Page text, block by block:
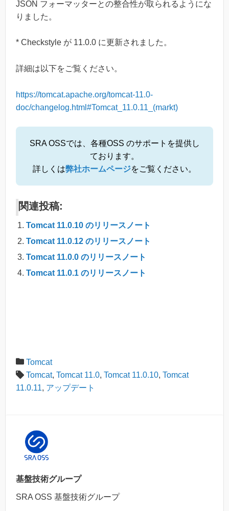
JSON フォーマッターとの整合性が取られるようにな
りました。
* Checkstyle が 11.0.0 に更新されました。
詳細は以下をご覧ください。
https://tomcat.apache.org/tomcat-11.0-
doc/changelog.html#Tomcat_11.0.11_(markt)
SRA OSSでは、各種OSS のサポートを提供し
ております。
詳しくは弊社ホームページをご覧ください。
関連投稿:
Tomcat 11.0.10 のリリースノート
Tomcat 11.0.12 のリリースノート
Tomcat 11.0.0 のリリースノート
Tomcat 11.0.1 のリリースノート
Tomcat
Tomcat, Tomcat 11.0, Tomcat 11.0.10, Tomcat
11.0.11, アップデート
基盤技術グループ
SRA OSS 基盤技術グループ